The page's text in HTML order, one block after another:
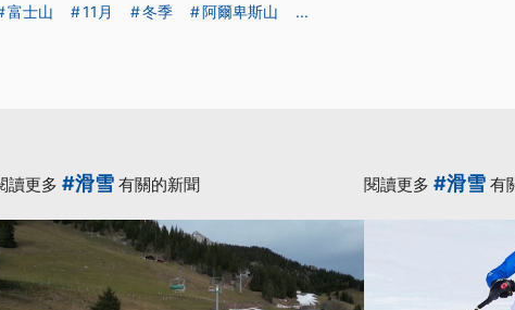
富士山
11月 冬季 阿爾卑斯山 ...
讀更多 #滑雪 有關的新聞 閱讀更多 #滑雪 有